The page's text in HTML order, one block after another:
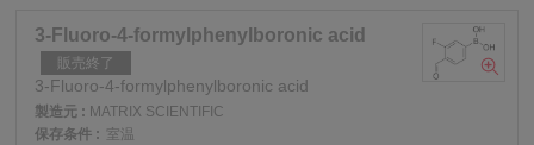
3-Fluoro-4-formylphenylboronic acid
販売終了
3-Fluoro-4-formylphenylboronic acid
製造元 : MATRIX SCIENTIFIC
保存条件 : 室温